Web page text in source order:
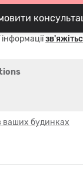
В кошику
ваших будинках